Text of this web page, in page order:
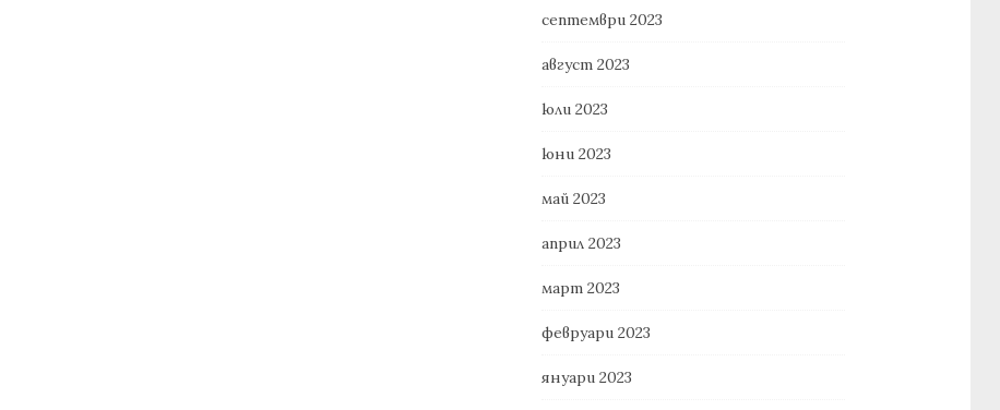
септември 2023
август 2023
юли 2023
юни 2023
май 2023
април 2023
март 2023
февруари 2023
януари 2023